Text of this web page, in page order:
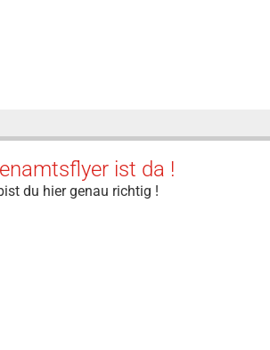
ist da !
du hier genau richtig !